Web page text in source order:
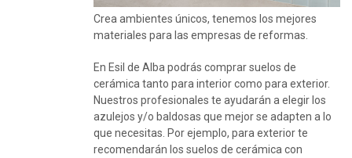
Crea ambientes únicos, tenemos los mejores
materiales para las empresas de reformas.
En Esil de Alba podrás comprar suelos de
cerámica tanto para interior como para exterior.
Nuestros profesionales te ayudarán a elegir los
azulejos y/o baldosas que mejor se adapten a lo
que necesitas. Por ejemplo, para exterior te
recomendarán los suelos de cerámica con